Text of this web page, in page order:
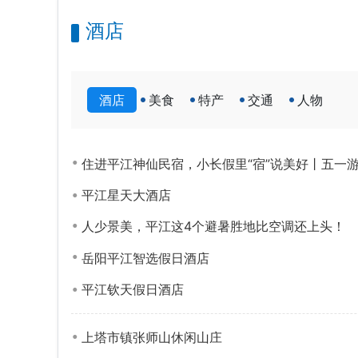
酒店
酒店 美食 特产 交通 人物
住进平江神仙民宿，小长假里“宿”说美好丨五一
平江星天大酒店
人少景美，平江这4个避暑胜地比空调还上头！
岳阳平江智选假日酒店
平江钦天假日酒店
上塔市镇张师山休闲山庄